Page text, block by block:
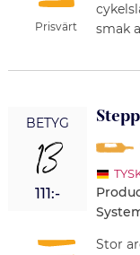
Prisvärt
smak
BETYG
13
111:-
Stor